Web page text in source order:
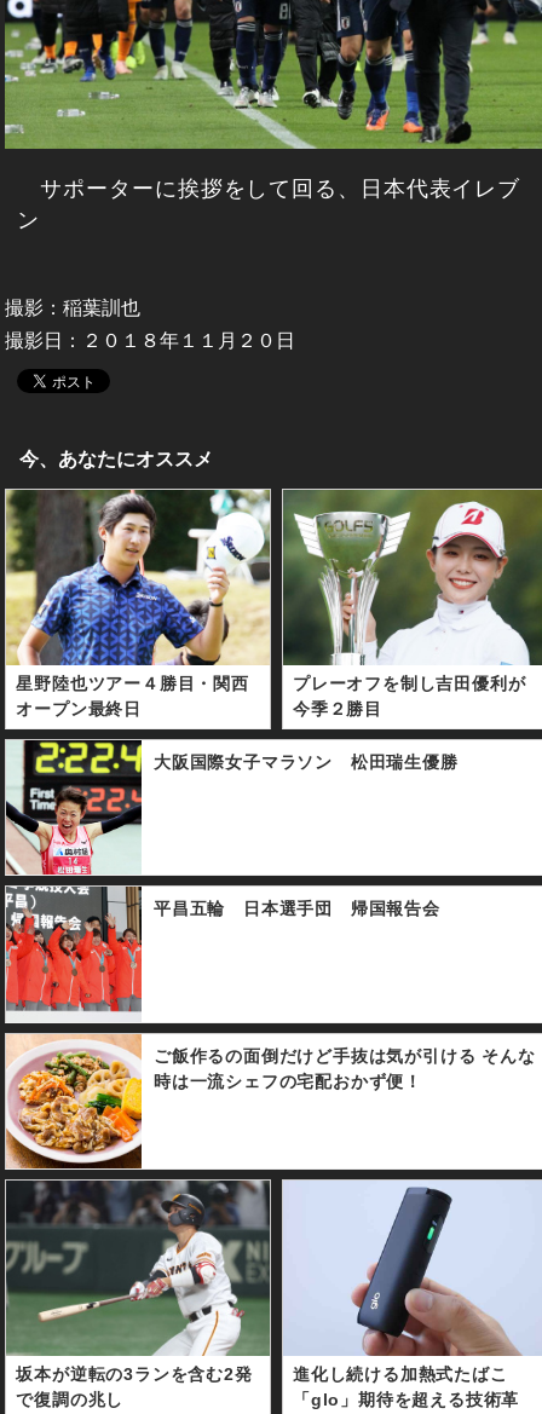
サポーターに挨拶をして回る、日本代表イレブ
ン
撮影：稲葉訓也
撮影日：２０１８年１１月２０日
今、あなたにオススメ
星野陸也ツアー４勝目・関西
オープン最終日
プレーオフを制し吉田優利が
今季２勝目
大阪国際女子マラソン 松田瑞生優勝
平昌五輪 日本選手団 帰国報告会
ご飯作るの面倒だけど手抜は気が引ける そんな
時は一流シェフの宅配おかず便！
坂本が逆転の3ランを含む2発
で復調の兆し
進化し続ける加熱式たばこ
「glo」期待を超える技術革